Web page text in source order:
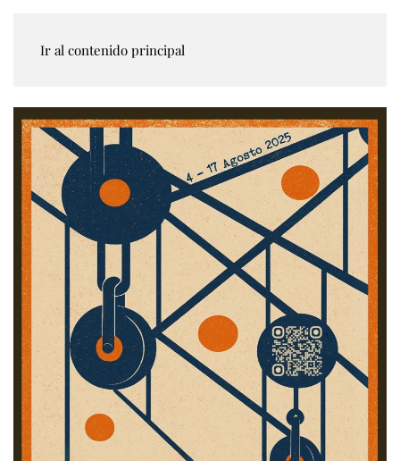
Ir al contenido principal